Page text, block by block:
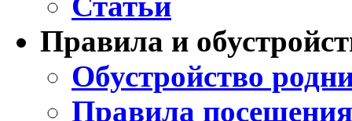
Правила и
Обустройство
Правила